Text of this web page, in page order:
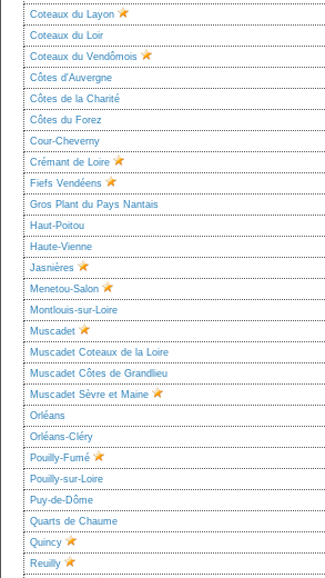
Coteaux du Layon
Coteaux du Loir
Coteaux du Vendômois
Côtes d'Auvergne
Côtes de la Charité
Côtes du Forez
Cour-Cheverny
Crémant de Loire
Fiefs Vendéens
Gros Plant du Pays Nantais
Haut-Poitou
Haute-Vienne
Jasnières
Menetou-Salon
Montlouis-sur-Loire
Muscadet
Muscadet Coteaux de la Loire
Muscadet Côtes de Grandlieu
Muscadet Sèvre et Maine
Orléans
Orléans-Cléry
Pouilly-Fumé
Pouilly-sur-Loire
Puy-de-Dôme
Quarts de Chaume
Quincy
Reuilly